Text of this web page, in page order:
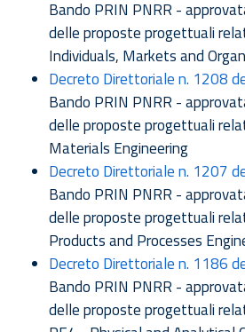
Bando PRIN PNRR -
delle proposte progettuali
Individuals, Markets and
Decreto Direttoriale n. 1208
Bando PRIN PNRR -
delle proposte progettuali
Materials Engineering
Decreto Direttoriale n. 1207
Bando PRIN PNRR -
delle proposte progettuali
Products and Processes
Decreto Direttoriale n. 1186
Bando PRIN PNRR -
delle proposte progettuali